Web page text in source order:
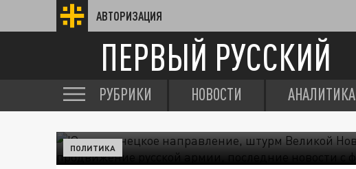
АВТОРИЗАЦИЯ
ПЕРВЫЙ РУССКИЙ
РУБРИКИ НОВОСТИ АНАЛИТИКА
ПОЛИТИКА